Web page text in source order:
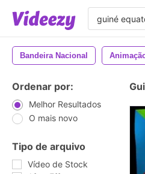
Bandeira Nacional
Ordenar por:
Melhor Resultados
O mais novo
Tipo de arquivo
Vídeo de Stock